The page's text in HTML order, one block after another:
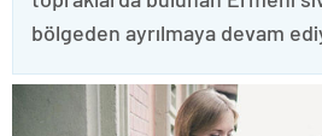
bölgeden ayrılmaya devam